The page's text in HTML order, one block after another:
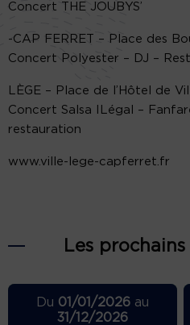
Concert THE JOUBYS’
-CAP FERRET – Place des
Concert Polyester – DJ –
LÈGE – Place de l’Hôtel de
Concert Salsa ILégal –
restauration
www.ville-lege-capferret.fr
Les
Du 01/01/2026au
31/12/2026